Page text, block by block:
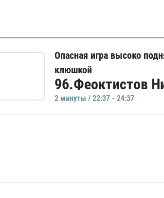
Опасная игра высоко
клюшкой
96.Феоктистов
2 минуты / 22:37 - 24:37